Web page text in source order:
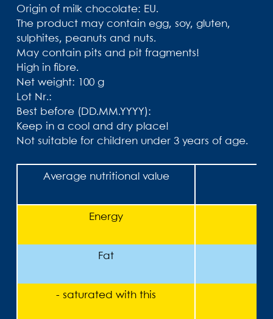
Origin of milk chocolate: EU.
The product may contain egg, soy, gluten,
sulphites, peanuts and nuts.
May contain pits and pit fragments!
High in fibre.
Net weight: 100 g
Lot Nr.:
Best before (DD.MM.YYYY):
Keep in a cool and dry place!
Not suitable for children under 3 years of age.
Average nutritional value
Energy
Fat
- saturated with this